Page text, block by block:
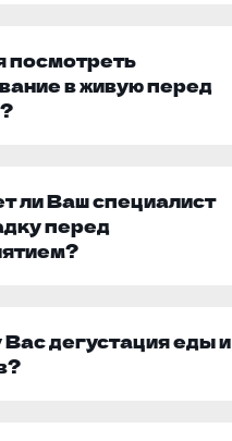
посмотреть
в живую перед
ли Ваш специалист
перед
Вас дегустация еды и